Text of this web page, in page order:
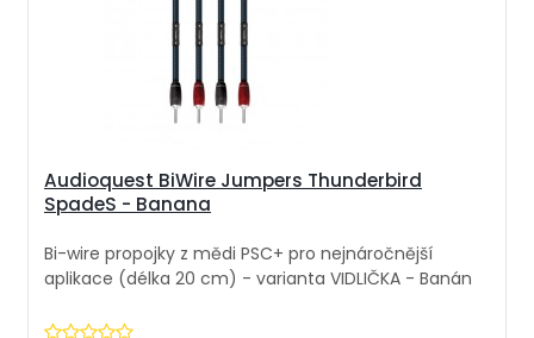
Audioquest BiWire Jumpers Thunderbird
SpadeS - Banana
Bi-wire propojky z mědi PSC+ pro nejnáročnější
aplikace (délka 20 cm) - varianta VIDLIČKA - Banán